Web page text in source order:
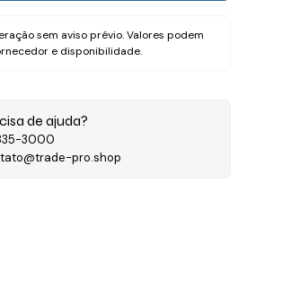
sem aviso prévio. Valores podem
e disponibilidade.
de ajuda?
3000
pro.shop